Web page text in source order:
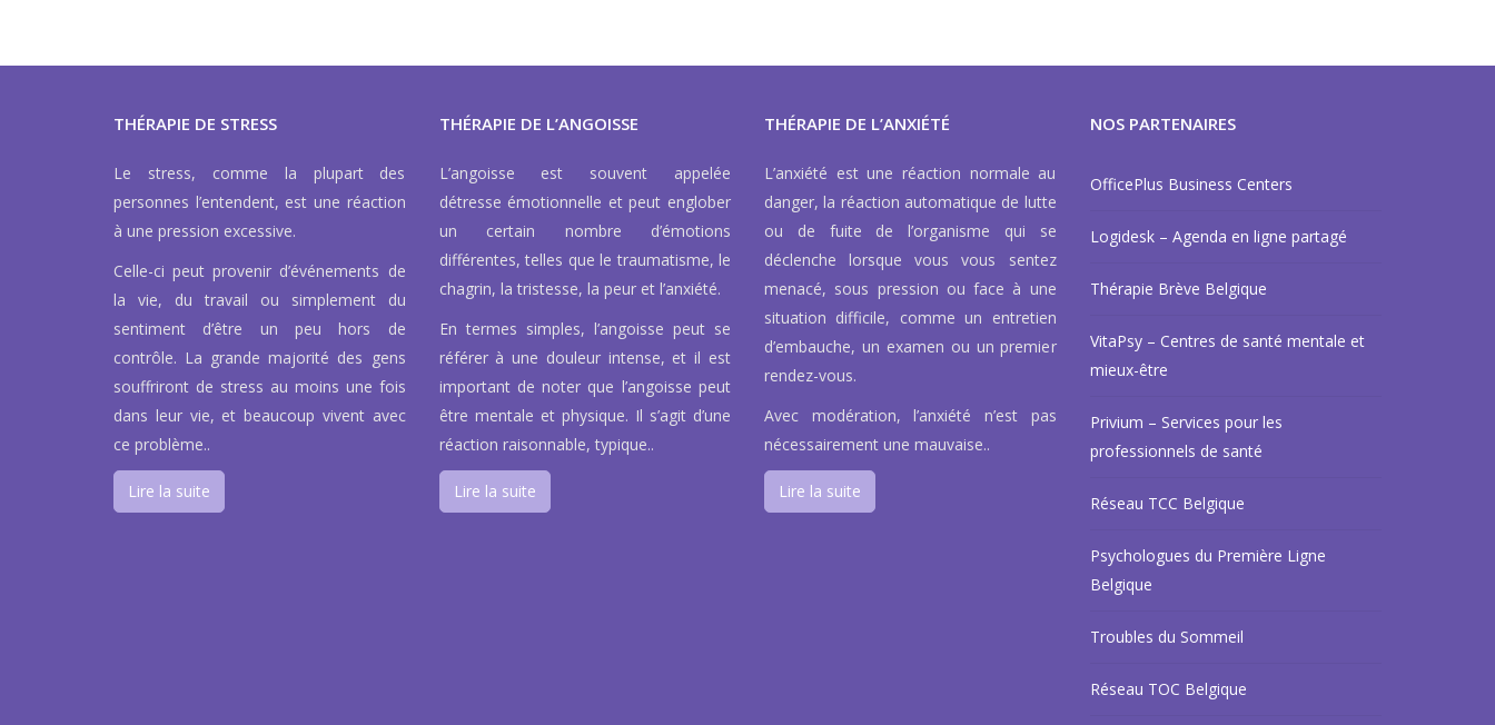
THÉRAPIE DE STRESS
Le stress, comme la plupart des
personnes l’entendent, est une réaction
à une pression excessive.
Celle-ci peut provenir d’événements de
la vie, du travail ou simplement du
sentiment d’être un peu hors de
contrôle. La grande majorité des gens
souffriront de stress au moins une fois
dans leur vie, et beaucoup vivent avec
ce problème..
Lire la suite
THÉRAPIE DE L’ANGOISSE
L’angoisse est souvent appelée
détresse émotionnelle et peut englober
un certain nombre d’émotions
différentes, telles que le traumatisme, le
chagrin, la tristesse, la peur et l’anxiété.
En termes simples, l’angoisse peut se
référer à une douleur intense, et il est
important de noter que l’angoisse peut
être mentale et physique. Il s’agit d’une
réaction raisonnable, typique..
Lire la suite
THÉRAPIE DE L’ANXIÉTÉ
L’anxiété est une réaction normale au
danger, la réaction automatique de lutte
ou de fuite de l’organisme qui se
déclenche lorsque vous vous sentez
menacé, sous pression ou face à une
situation difficile, comme un entretien
d’embauche, un examen ou un premier
rendez-vous.
Avec modération, l’anxiété n’est pas
nécessairement une mauvaise..
Lire la suite
NOS PARTENAIRES
OfficePlus Business Centers
Logidesk – Agenda en ligne partagé
Thérapie Brève Belgique
VitaPsy – Centres de santé mentale et
mieux-être
Privium – Services pour les
professionnels de santé
Réseau TCC Belgique
Psychologues du Première Ligne
Belgique
Troubles du Sommeil
Réseau TOC Belgique